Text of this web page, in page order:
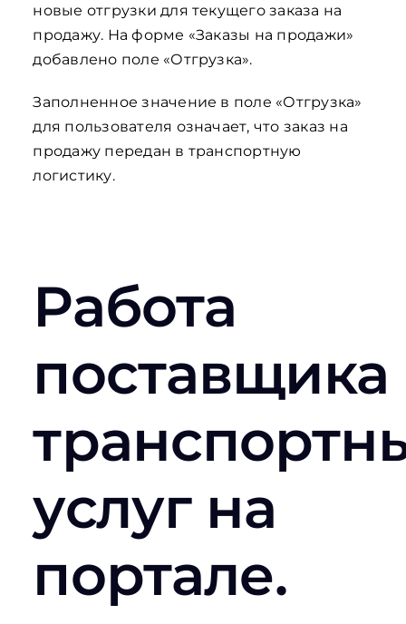
новые отгрузки для текущего заказа на
продажу. На форме «Заказы на продажи»
добавлено поле «Отгрузка».
Заполненное значение в поле «Отгрузка»
для пользователя означает, что заказ на
продажу передан в транспортную
логистику.
Работа
поставщика
услуг на
портале.